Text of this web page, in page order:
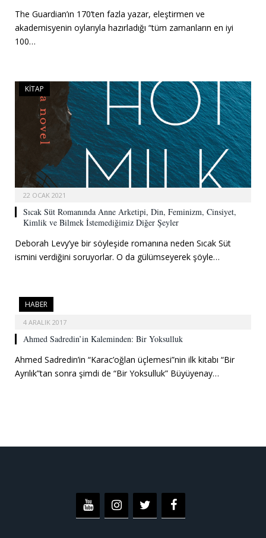
The Guardian’ın 170’ten fazla yazar, eleştirmen ve
akademisyenin oylarıyla hazırladığı “tüm zamanların en iyi
100…
KITAP
22 OCAK 2021
Sıcak Süt Romanında Anne Arketipi, Din, Feminizm, Cinsiyet,
Kimlik ve Bilmek İstemediğimiz Diğer Şeyler
Deborah Levy’ye bir söyleşide romanına neden Sıcak Süt
ismini verdiğini soruyorlar. O da gülümseyerek şöyle…
HABER
4 ARALIK 2017
Ahmed Sadredin’in Kaleminden: Bir Yoksulluk
Ahmed Sadredin’in “Karac’oğlan üçlemesi”nin ilk kitabı “Bir
Ayrılık”tan sonra şimdi de “Bir Yoksulluk” Büyüyenay…